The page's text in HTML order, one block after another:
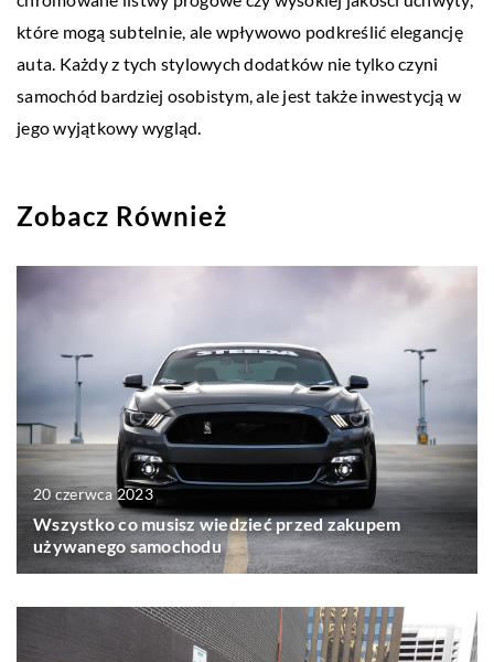
które mogą subtelnie, ale wpływowo podkreślić elegancję
auta. Każdy z tych stylowych dodatków nie tylko czyni
samochód bardziej osobistym, ale jest także inwestycją w
jego wyjątkowy wygląd.
Zobacz Również
20 czerwca 2023
Wszystko co musisz wiedzieć przed zakupem
używanego samochodu